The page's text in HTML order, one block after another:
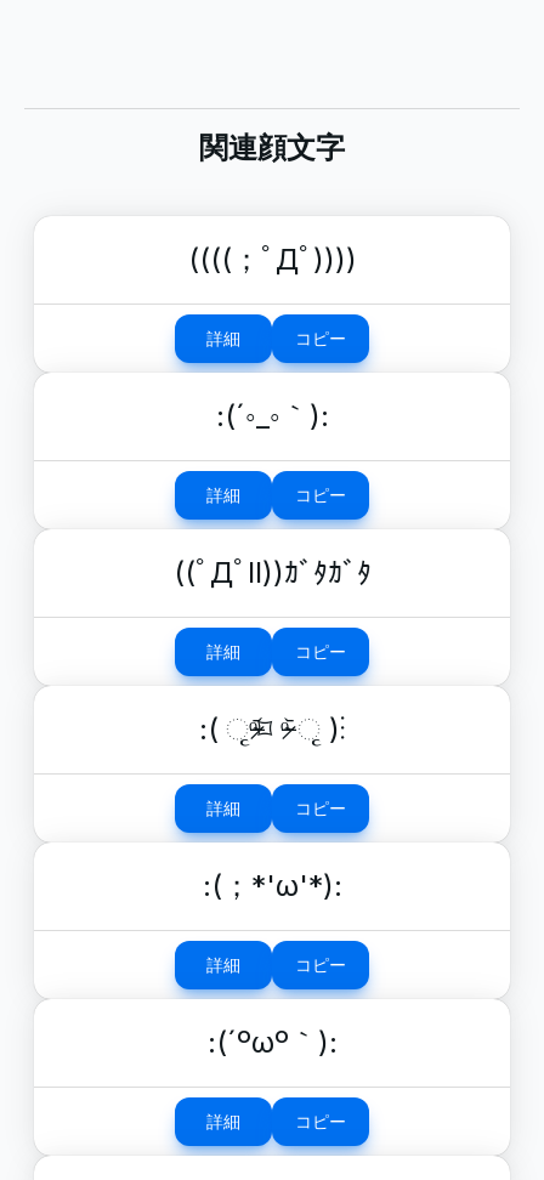
関連顔文字
((((；ﾟДﾟ))))
詳細 コピー
:(´◦_◦｀):
詳細 コピー
((ﾟДﾟll))ｶﾞﾀｶﾞﾀ
詳細 コピー
:( ૃᵒ̴̶̷᷄⌑ ᵒ̴̶̷᷅ ૃ )⁝
詳細 コピー
:(；*'ω'*):
詳細 コピー
:(´ºωº｀):
詳細 コピー